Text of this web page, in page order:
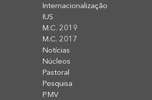
Internacionalização
IUS
M.C. 2019
M.C. 2017
Notícias
Núcleos
Pastoral
Pesquisa
PMV